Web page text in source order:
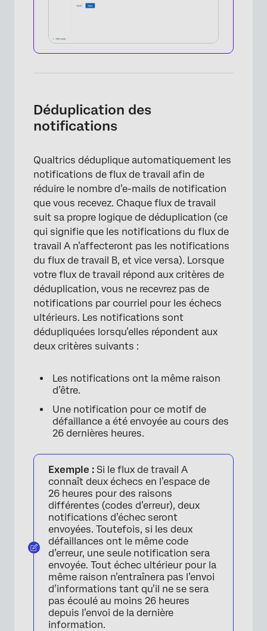
Déduplication des
notifications
Qualtrics déduplique automatiquement les
notifications de flux de travail afin de
réduire le nombre d’e-mails de notification
que vous recevez. Chaque flux de travail
suit sa propre logique de déduplication (ce
qui signifie que les notifications du flux de
travail A n’affecteront pas les notifications
du flux de travail B, et vice versa). Lorsque
votre flux de travail répond aux critères de
déduplication, vous ne recevrez pas de
notifications par courriel pour les échecs
ultérieurs. Les notifications sont
dédupliquées lorsqu’elles répondent aux
deux critères suivants :
Les notifications ont la même raison
d’être.
Une notification pour ce motif de
défaillance a été envoyée au cours des
26 dernières heures.
Exemple : Si le flux de travail A
connaît deux échecs en l’espace de
26 heures pour des raisons
différentes (codes d’erreur), deux
notifications d’échec seront
envoyées. Toutefois, si les deux
défaillances ont le même code
d’erreur, une seule notification sera
envoyée. Tout échec ultérieur pour la
même raison n’entraînera pas l’envoi
d’informations tant qu’il ne se sera
pas écoulé au moins 26 heures
depuis l’envoi de la dernière
information.